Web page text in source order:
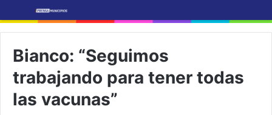
Bianco: “Seguimos
trabajando para tener todas
las vacunas”